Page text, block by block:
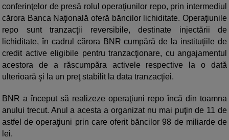
conferinţelor de presă rolul operaţiunilor repo, prin intermediul
cărora Banca Naţională oferă băncilor lichiditate. Operaţiunile
repo sunt tranzacţii reversibile, destinate injectării de
lichiditate, în cadrul cărora BNR cumpără de la instituţiile de
credit active eligibile pentru tranzacţionare, cu angajamentul
acestora de a răscumpăra activele respective la o dată
ulterioară şi la un preţ stabilit la data tranzacţiei.
BNR a început să realizeze operaţiuni repo încă din toamna
anului trecut. Anul a acesta a organizat nu mai puţin de 11 de
astfel de operaţiuni prin care oferit băncilor 98 de miliarde de
lei.